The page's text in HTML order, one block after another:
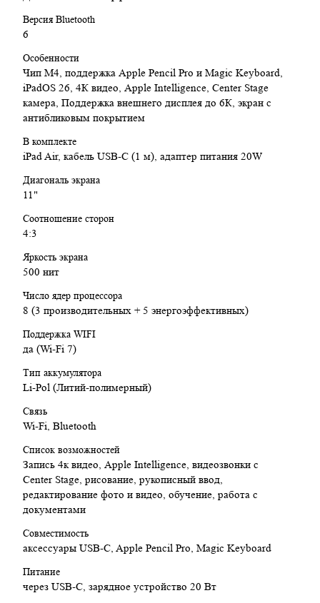
Заключение:
Apple iPad Air 11" (2026) M4 — это мощный и универсальный
планшет, который подходит для работы, творчества, обучения
и развлечений. Производительный чип M4, качественный
Liquid Retina дисплей, поддержка Apple Pencil Pro, быстрые
беспроводные технологии и продуманная экосистема Apple
делают его одним из самых сбалансированных устройств в
своём классе.
Версия Bluetooth
6
Особенности
Чип М4, поддержка Apple Pencil Pro и Magic Keyboard,
iPadOS 26, 4К видео, Apple Intelligence, Center Stage
камера, Поддержка внешнего дисплея до 6К, экран с
антибликовым покрытием
В комплекте
iPad Air, кабель USB-C (1 м), адаптер питания 20W
Диагональ экрана
11"
Соотношение сторон
4:3
Яркость экрана
500 нит
Число ядер процессора
8 (3 производительных + 5 энергоэффективных)
Поддержка WIFI
да (Wi‑Fi 7)
Тип аккумулятора
Li-Pol (Литий-полимерный)
Связь
Wi-Fi, Bluetooth
Список возможностей
Запись 4к видео, Apple Intelligence, видеозвонки с
Center Stage, рисование, рукописный ввод,
редактирование фото и видео, обучение, работа с
документами
Совместимость
аксессуары USB‑C, Apple Pencil Pro, Magic Keyboard
Питание
через USB‑C, зарядное устройство 20 Вт